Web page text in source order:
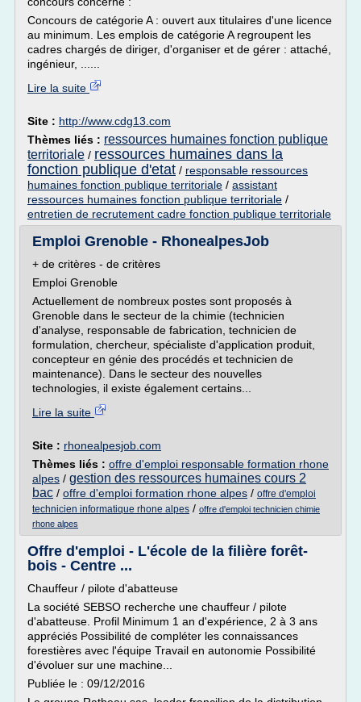
Concours de catégorie A : ouvert aux titulaires d'une licence
au minimum. Les emplois de catégorie A regroupent les
cadres chargés de diriger, d'organiser et de gérer : attaché,
ingénieur, ......
Lire la suite
Site : http://www.cdg13.com
Thèmes liés : ressources humaines fonction publique
territoriale / ressources humaines dans la
fonction publique d'etat / responsable ressources
humaines fonction publique territoriale / assistant
ressources humaines fonction publique territoriale /
entretien de recrutement cadre fonction publique territoriale
Emploi Grenoble - RhonealpesJob
+ de critères - de critères
Emploi Grenoble
Actuellement de nombreux postes sont proposés à
Grenoble dans le secteur de la chimie (technicien
d'analyse, responsable de fabrication, technicien de
formulation, chercheur, spécialiste d'application produit,
concepteur en génie des procédés et technicien de
maintenance). Dans le secteur des nouvelles
technologies, il existe également certains...
Lire la suite
Site : rhonealpesjob.com
Thèmes liés : offre d'emploi responsable formation rhone
alpes / gestion des ressources humaines cours 2
bac / offre d'emploi formation rhone alpes / offre d'emploi
technicien informatique rhone alpes / offre d'emploi technicien chimie
rhone alpes
Offre d'emploi - L'école de la filière forêt-
bois - Centre ...
Chauffeur / pilote d'abatteuse
La société SEBSO recherche une chauffeur / pilote
d'abatteuse. Profil Minimum 1 an d'expérience, 2 à 3 ans
appréciés Possibilité de compléter les connaissances
forestières avec l'équipe Travail en autonomie Possibilité
d'évoluer sur une machine...
Publiée le : 09/12/2016